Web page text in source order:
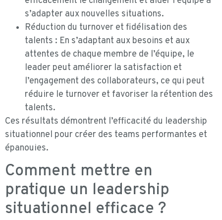
s’adapter aux nouvelles situations.
Réduction du turnover et fidélisation des
talents : En s’adaptant aux besoins et aux
attentes de chaque membre de l’équipe, le
leader peut améliorer la satisfaction et
l’engagement des collaborateurs, ce qui peut
réduire le turnover et favoriser la rétention des
talents.
Ces résultats démontrent l’efficacité du leadership
situationnel pour créer des teams performantes et
épanouies.
Comment mettre en
pratique un leadership
situationnel efficace ?